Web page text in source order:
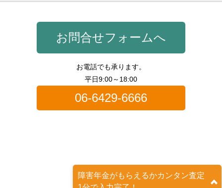
障害年金がもらえるかカンタン査定
お問合せフォームへ
お電話でも承ります。
平日9:00～18:00
06-6429-6666